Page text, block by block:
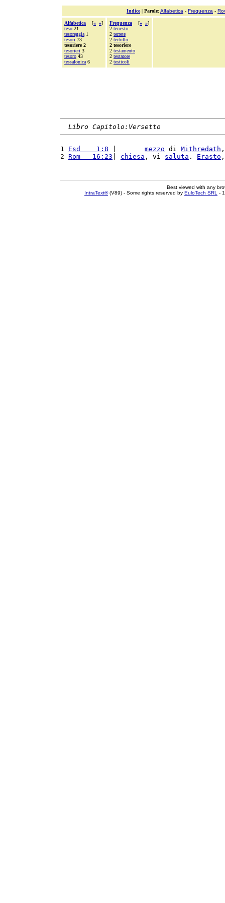
Indice| Parole: Alfabetica - Frequenza -
Alfabetica [« »]
teso 21
tesoreggia 1
tesori 73
tesoriere 2
tesorieri 3
tesoro 43
tessalonica 6
Frequenza [« »]
2 terrestri
2 terrete
2 tertullo
2 tesoriere
2 testamento
2 testatore
2 testicoli
Libro Capitolo:Versetto
1 Esd    1:8 mezzo di Mithredath
2 Rom   16:23 chiesa , vi saluta . Erasto
Best viewed with any
IntraText®(V89) - Some rights reserved by EuloTech SRL -